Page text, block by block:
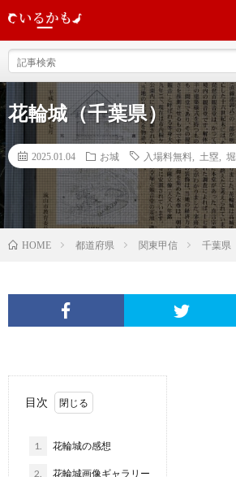
花輪城（千葉県）
2025.01.04 お城 入場料無料 土塁 堀
HOME 都道府県 関東甲信 千葉県
目次
1. 花輪城の感想
2. 花輪城画像ギャラリー